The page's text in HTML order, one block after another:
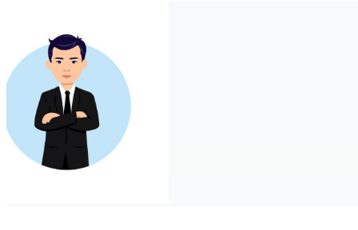
PSDs
SVGs
Modèles
Vecteurs
Vidéos
Motion graphics
Images Éditoriales
Événements Éditoriaux